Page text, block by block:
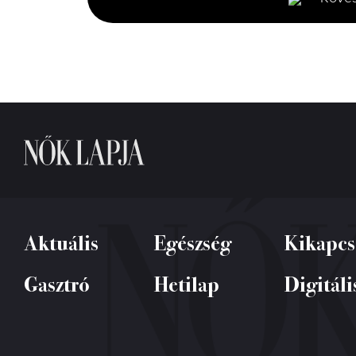
Aktuális Egészség
Kikapcs
Gasztró
Hetilap